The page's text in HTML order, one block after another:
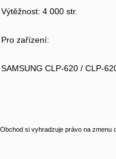
Výtěžnost: 4 000 str.
Pro zařízení:
SAMSUNG CLP-620 / CLP-
Obchod si vyhradzuje právo na zmenu